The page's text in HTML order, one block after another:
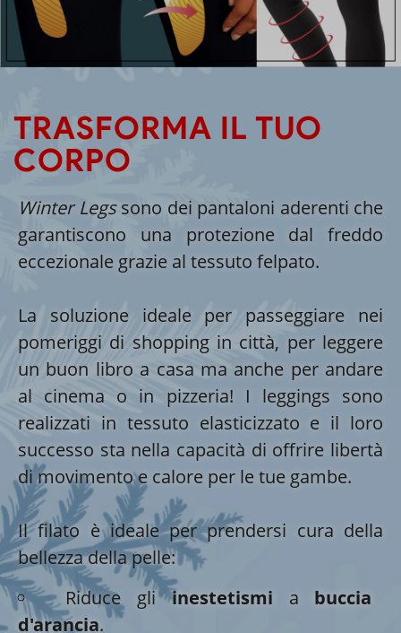
TRASFORMA IL TUO
CORPO
Winter Legssono dei pantaloni aderenti che
garantiscono una protezione dal freddo
eccezionale grazie al tessuto felpato.
La soluzione ideale per passeggiare nei
pomeriggi di shopping in città, per leggere
un buon libro a casa ma anche per andare
al cinema o in pizzeria! I leggings sono
realizzati in tessuto elasticizzato e il loro
successo sta nella capacità di offrire libertà
di movimento e calore per le tue gambe.
Il filato è ideale per prendersi cura della
bellezza della pelle:
Riduce gliinestetismi a buccia
d'arancia.